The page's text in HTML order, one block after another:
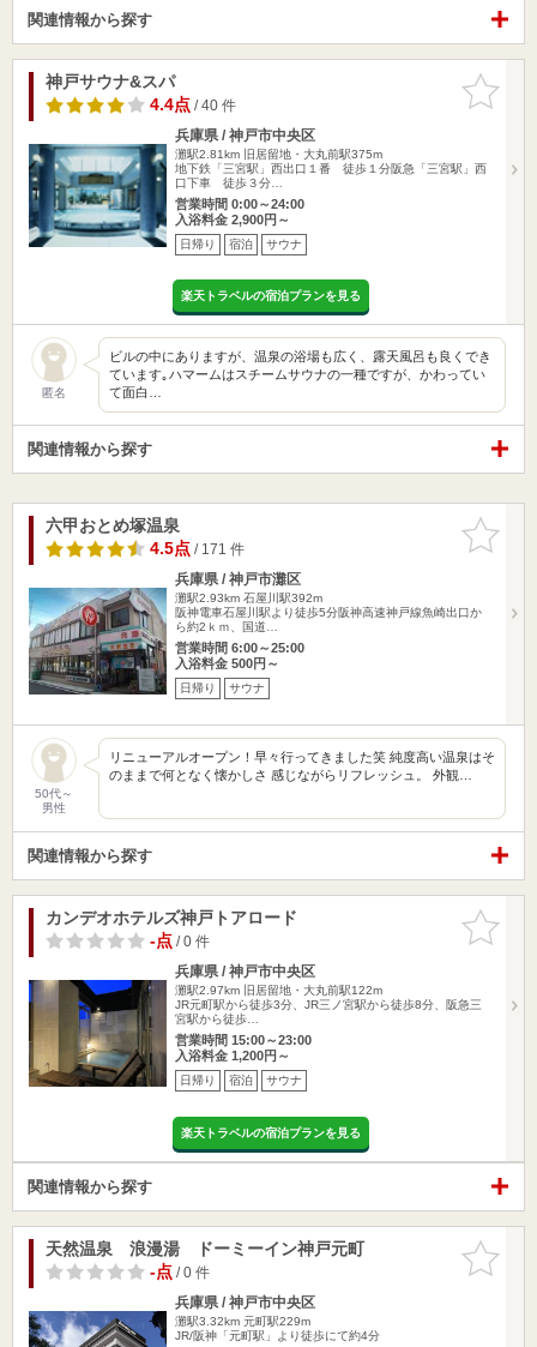
関連情報から探す
お気に入
りに追加
神戸サウナ&スパ
4.4点/ 40 件
兵庫県 / 神戸市中央区
灘駅2.81km
旧居留地・大丸前駅375m
地下鉄「三宮駅」西出口１番 徒歩１分阪急「三宮駅」西
口下車 徒歩３分…
営業時間 0:00～24:00
入浴料金 2,900円～
日帰り 宿泊 サウナ
楽天トラベルの宿泊プランを見る
匿名
ビルの中にありますが、温泉の浴場も広く、露天風呂も良くでき
ています｡ハマームはスチームサウナの一種ですが、かわってい
て面白…
関連情報から探す
お気に入
りに追加
六甲おとめ塚温泉
4.5点/ 171 件
兵庫県 / 神戸市灘区
灘駅2.93km 石屋川駅392m
阪神電車石屋川駅より徒歩5分阪神高速神戸線魚崎出口か
ら約2ｋｍ、国道…
営業時間 6:00～25:00
入浴料金 500円～
日帰り サウナ
50代～
男性
リニューアルオープン！早々行ってきました笑 純度高い温泉はそ
のままで何となく懐かしさ 感じながらリフレッシュ。 外観…
関連情報から探す
お気に入
りに追加
カンデオホテルズ神戸トアロード
-点/ 0 件
兵庫県 / 神戸市中央区
灘駅2.97km
旧居留地・大丸前駅122m
JR元町駅から徒歩3分、JR三ノ宮駅から徒歩8分、阪急三
宮駅から徒歩…
営業時間 15:00～23:00
入浴料金 1,200円～
日帰り 宿泊 サウナ
楽天トラベルの宿泊プランを見る
関連情報から探す
お気に入
りに追加
天然温泉 浪漫湯 ドーミーイン神戸元町
-点/ 0 件
兵庫県 / 神戸市中央区
灘駅3.32km 元町駅229m
JR/阪神「元町駅」より徒歩にて約4分